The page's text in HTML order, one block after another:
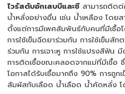
ไวรัสตับอักเสบบีและซี สามารถติดต่
น้ำหลั่งอย่างอื่น เช่น น้ำเหลือง โดยส
ตั้งแต่การมีเพศสัมพันธ์กับคนที่มีเชื้อ
การใช้เข็มฉีดยาร่วมกัน การใช้เข็มสั
ร่วมกัน การเจาะหู การใช้แปรงสีฟัน
การติดเชื้อขณะคลอดจากแม่ที่มีเชื้อ
โอกาสได้รับเชื้อมากถึง 90% การถูก
สัมผัสกับเลือด น้ำเลือด น้ำคัดหลั่ง โ